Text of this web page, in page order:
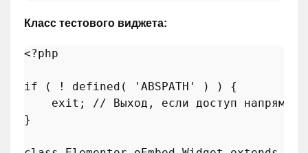
Класс тестового виджета:
<?php
if ( ! defined ( 'ABSPATH'
) ) {
exit ; // Выход, если доступ напрямую
}